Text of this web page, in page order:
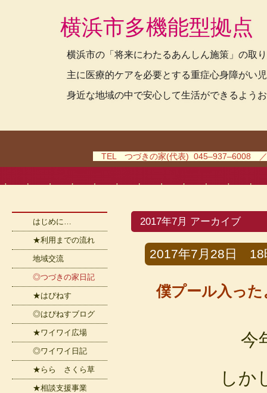
横浜市多機能型拠
横浜市の「将来にわたるあんしん施策」の取
主に医療的ケアを必要とする重症心身障がい
身近な地域の中で安心して生活ができるよう
TEL つづきの家(代表) 045–937–6008
2017年7月 アーカイブ
2017年7月28日 18
僕プール入った
今
しか
はじめに…
★利用までの流れ
地域交流
◎つづきの家日記
★はぴねす
◎はぴねすブログ
★ワイワイ広場
◎ワイワイ日記
★らら さくら草
★相談支援事業